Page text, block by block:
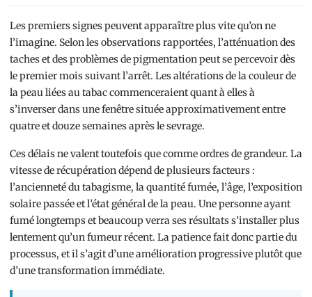
Les premiers signes peuvent apparaître plus vite qu’on ne
l’imagine. Selon les observations rapportées, l’atténuation des
taches et des problèmes de pigmentation peut se percevoir dès
le premier mois suivant l’arrêt. Les altérations de la couleur de
la peau liées au tabac commenceraient quant à elles à
s’inverser dans une fenêtre située approximativement entre
quatre et douze semaines après le sevrage.
Ces délais ne valent toutefois que comme ordres de grandeur. La
vitesse de récupération dépend de plusieurs facteurs :
l’ancienneté du tabagisme, la quantité fumée, l’âge, l’exposition
solaire passée et l’état général de la peau. Une personne ayant
fumé longtemps et beaucoup verra ses résultats s’installer plus
lentement qu’un fumeur récent. La patience fait donc partie du
processus, et il s’agit d’une amélioration progressive plutôt que
d’une transformation immédiate.